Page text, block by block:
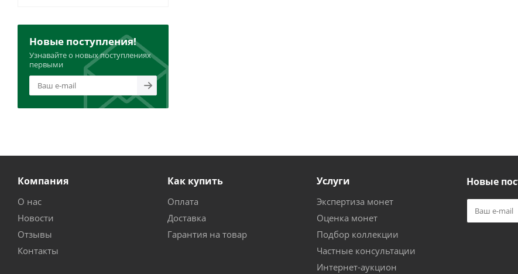
Новые поступления!
Узнавайте о новых поступлениях
первыми
Компания
О нас
Новости
Отзывы
Контакты
Как купить
Оплата
Доставка
Гарантия на товар
Услуги
Экспертиза монет
Оценка монет
Подбор коллекции
Частные консультации
Интернет-аукцион
Новые